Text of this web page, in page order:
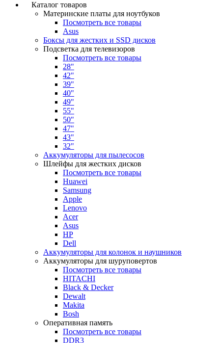
Каталог товаров
Материнские платы для ноутбуков
Посмотреть все товары
Asus
Боксы для жестких и SSD дисков
Подсветка для телевизоров
Посмотреть все товары
28"
42"
39"
40"
49"
55"
50"
47"
43"
32"
Аккумуляторы для пылесосов
Шлейфы для жестких дисков
Посмотреть все товары
Huawei
Samsung
Apple
Lenovo
Acer
Asus
HP
Dell
Аккумуляторы для колонок и наушников
Аккумуляторы для шуруповертов
Посмотреть все товары
HITACHI
Black & Decker
Dewalt
Makita
Bosh
Оперативная память
Посмотреть все товары
DDR3